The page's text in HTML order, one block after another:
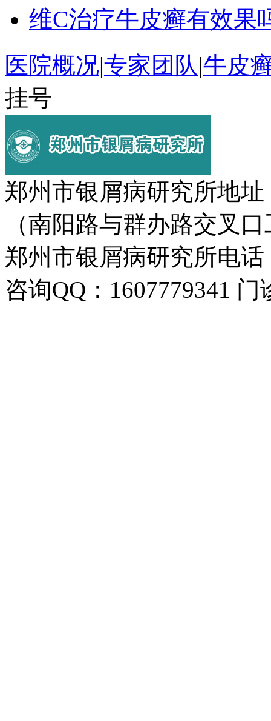
维C治疗牛皮癣有效果
医院概况|专家团队|牛皮
挂号
郑州市银屑病研究所地
（南阳路与群办路交叉
郑州市银屑病研究所电话
咨询QQ：1607779341